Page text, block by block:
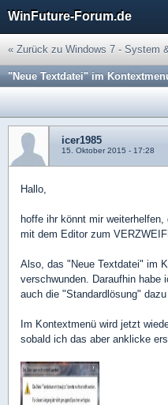
WinFuture-Forum.de
« Zurück zu Windows 7 - System
"Neue Textdatei" im
icer1985
15. Oktober 2015 - 17:28
Hallo,
hoffe ihr könnt mir
mit dem Editor zum
Also, das "Neue Textdatei" im
verschwunden. Daraufhin habe
auch die "Standardlösung"
Im Kontextmenü wird jetzt
sobald ich das aber anklicke